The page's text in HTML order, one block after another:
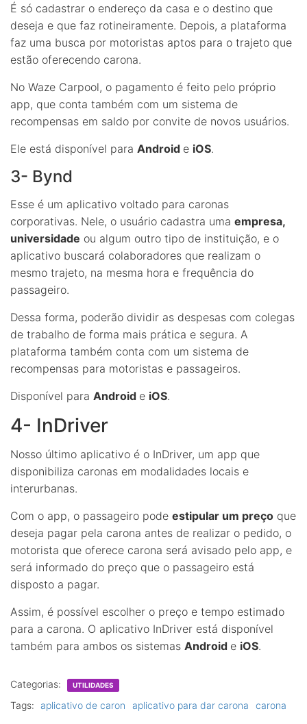
É só cadastrar o endereço da casa e o destino que
deseja e que faz rotineiramente. Depois, a plataforma
faz uma busca por motoristas aptos para o trajeto que
estão oferecendo carona.
No Waze Carpool, o pagamento é feito pelo próprio
app, que conta também com um sistema de
recompensas em saldo por convite de novos usuários.
Ele está disponível para Android e iOS.
3- Bynd
Esse é um aplicativo voltado para caronas
corporativas. Nele, o usuário cadastra uma empresa,
universidade ou algum outro tipo de instituição, e o
aplicativo buscará colaboradores que realizam o
mesmo trajeto, na mesma hora e frequência do
passageiro.
Dessa forma, poderão dividir as despesas com colegas
de trabalho de forma mais prática e segura. A
plataforma também conta com um sistema de
recompensas para motoristas e passageiros.
Disponível para Android e iOS.
4- InDriver
Nosso último aplicativo é o InDriver, um app que
disponibiliza caronas em modalidades locais e
interurbanas.
Com o app, o passageiro pode estipular um preço que
deseja pagar pela carona antes de realizar o pedido, o
motorista que oferece carona será avisado pelo app, e
será informado do preço que o passageiro está
disposto a pagar.
Assim, é possível escolher o preço e tempo estimado
para a carona. O aplicativo InDriver está disponível
também para ambos os sistemas Android e iOS.
Categorias: UTILIDADES
Tags: aplicativo de caron aplicativo para dar carona carona